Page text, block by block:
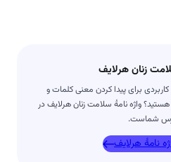
زنان هرلایف
برای پیدا کردن معنی کلمات و
واژه نامۀ سلامت زنان هرلایف در
شماست.
نامۀ هرلایف